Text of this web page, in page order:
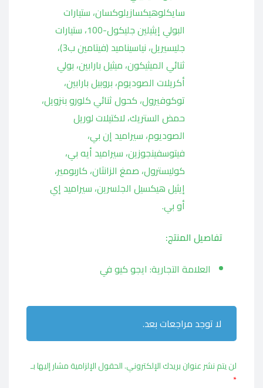
سايكلوهيكسازيلوكسان، ستيارات
البولي إيثيلين جليكول-100، ستيارات
جليسيريل، نياسيناميد (فيتامين ب3)،
ثنائي الميثيكون، ميثيل بارابين، بولي
أكريلات الصوديوم، بروبيل بارابين،
توكوفيرول، كحول ثنائي كلورو بنزويل،
حمض الستريك، لاكتيلات لوريل
الصوديوم، سيراميد إن بي،
فيتوسفينجوزين، سيراميد أيه بي،
كوليسترول، صمغ الزانثان، كاربومير،
إيثيل هيكسيل الجلسرين، سيراميد إي
أو بي.
تفاصيل المنتج:
العلامة التجارية: ايجو كيو في
لا توجد مراجعات بعد.
لن يتم نشر عنوان بريدك الإلكتروني.الحقول الإلزامية مشار إليها بـ
*